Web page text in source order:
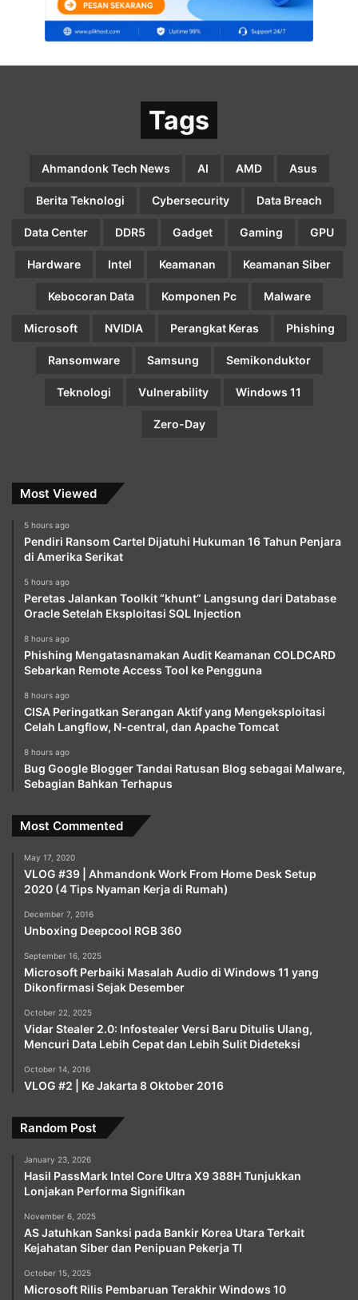
Tags
Ahmandonk Tech News AI AMD Asus
Berita Teknologi Cybersecurity Data Breach
Data Center DDR5 Gadget Gaming GPU
Hardware Intel Keamanan Keamanan Siber
Kebocoran Data Komponen Pc Malware
Microsoft NVIDIA Perangkat Keras Phishing
Ransomware Samsung Semikonduktor
Teknologi Vulnerability Windows 11
Zero-Day
Most Viewed
5 hours ago
Pendiri Ransom Cartel Dijatuhi Hukuman 16 Tahun Penjara
di Amerika Serikat
5 hours ago
Peretas Jalankan Toolkit “khunt” Langsung dari Database
Oracle Setelah Eksploitasi SQL Injection
8 hours ago
Phishing Mengatasnamakan Audit Keamanan COLDCARD
Sebarkan Remote Access Tool ke Pengguna
8 hours ago
CISA Peringatkan Serangan Aktif yang Mengeksploitasi
Celah Langflow, N-central, dan Apache Tomcat
8 hours ago
Bug Google Blogger Tandai Ratusan Blog sebagai Malware,
Sebagian Bahkan Terhapus
Most Commented
May 17, 2020
VLOG #39 | Ahmandonk Work From Home Desk Setup
2020 (4 Tips Nyaman Kerja di Rumah)
December 7, 2016
Unboxing Deepcool RGB 360
September 16, 2025
Microsoft Perbaiki Masalah Audio di Windows 11 yang
Dikonfirmasi Sejak Desember
October 22, 2025
Vidar Stealer 2.0: Infostealer Versi Baru Ditulis Ulang,
Mencuri Data Lebih Cepat dan Lebih Sulit Dideteksi
October 14, 2016
VLOG #2 | Ke Jakarta 8 Oktober 2016
Random Post
January 23, 2026
Hasil PassMark Intel Core Ultra X9 388H Tunjukkan
Lonjakan Performa Signifikan
November 6, 2025
AS Jatuhkan Sanksi pada Bankir Korea Utara Terkait
Kejahatan Siber dan Penipuan Pekerja TI
October 15, 2025
Microsoft Rilis Pembaruan Terakhir Windows 10